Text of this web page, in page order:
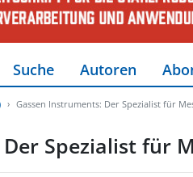
Suche Autoren
Gassen Instruments: Der Spezialist für
Spezialist für